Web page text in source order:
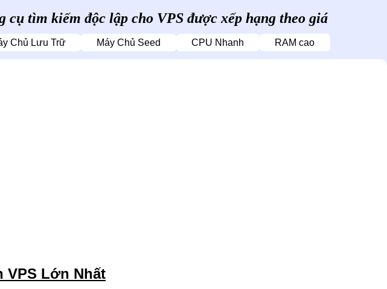
cụ tìm kiếm độc lập cho VPS được xếp hạng theo giá
Chủ Lưu Trữ Máy Chủ Seed CPU Nhanh RAM cao
VPS Lớn Nhất